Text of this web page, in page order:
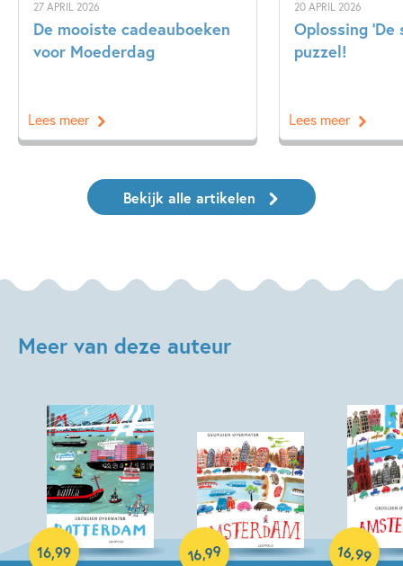
27 APRIL 2026
De mooiste cadeauboeken
voor Moederdag
Lees meer
20 APRIL 2026
Oplossing ‘De
puzzel!
Lees meer
Bekijk alle artikelen
Meer van deze auteur
16,99
Hardcover
16,99
Hardcover
16,99
Hardcover